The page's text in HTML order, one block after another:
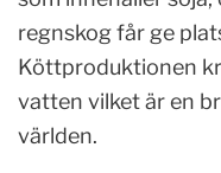
regnskog får ge
Köttproduktionen
vatten vilket är en
världen.